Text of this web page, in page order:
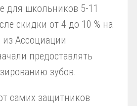
для школьников 5-11
скидки от 4 до 10 % на
Ассоциации
предоставлять
зубов.
самих защитников